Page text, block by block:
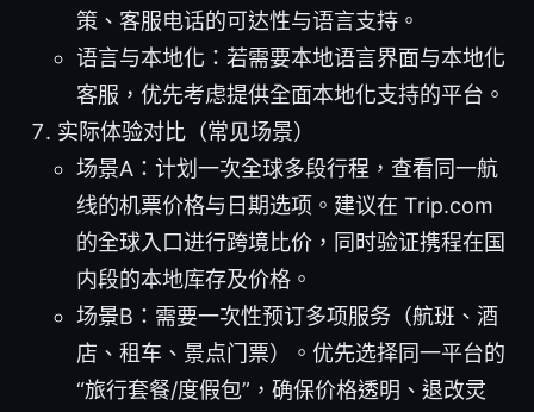
策、客服电话的可达性与语言支持。
语言与本地化：若需要本地语言界面与本地化
客服，优先考虑提供全面本地化支持的平台。
实际体验对比（常见场景）
场景A：计划一次全球多段行程，查看同一航
线的机票价格与日期选项。建议在 Trip.com
的全球入口进行跨境比价，同时验证携程在国
内段的本地库存及价格。
场景B：需要一次性预订多项服务（航班、酒
店、租车、景点门票）。优先选择同一平台的
“旅行套餐/度假包”，确保价格透明、退改灵